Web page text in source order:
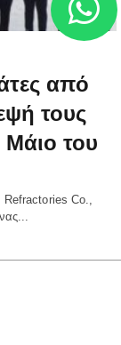
από
τους
του
Co.,